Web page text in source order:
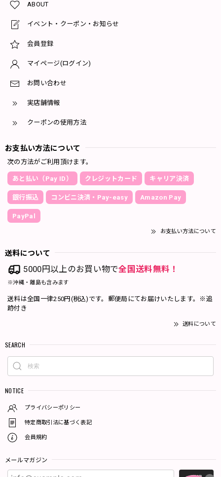
ABOUT
イベント・クーポン・お知らせ
会員登録
マイページ(ログイン)
お問い合わせ
実店舗情報
クーポンの使用方法
お支払い方法について
次の方法がご利用頂けます。
あと払い（Pay ID） クレジットカード キャリア決済
銀行振込 コンビニ決済・Pay-easy Amazon Pay
PayPal
お支払い方法について
送料について
5000円以上のお買い物で全国送料無料！
※沖縄・離島も含みます
送料は全国一律250円(税込)です。郵便局にてお届けいたします。※追
跡付き
送料について
SEARCH
NOTICE
プライバシーポリシー
特定商取引法に基づく表記
会員規約
メールマガジン